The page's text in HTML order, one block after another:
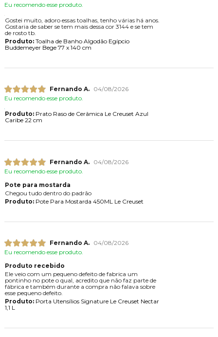
Eu recomendo esse produto.
Gostei muito, adoro essas toalhas, tenho várias há anos.
Gostaria de saber se tem mais dessa cor 3144 e se tem
de rosto tb.
Produto:Toalha de Banho Algodão Egípcio
Buddemeyer Bege 77 x 140 cm
Fernando A.
04/08/2026
Eu recomendo esse produto.
Produto:Prato Raso de Cerâmica Le Creuset Azul
Caribe 22 cm
Fernando A.
04/08/2026
Eu recomendo esse produto.
Pote para mostarda
Chegou tudo dentro do padrão
Produto:Pote Para Mostarda 450ML Le Creuset
Fernando A.
04/08/2026
Eu recomendo esse produto.
Produto recebido
Ele veio com um pequeno defeito de fabrica um
pontinho no pote o qual, acredito que não faz parte de
fábrica e também durante a compra não falava sobre
esse pequeno defeito.
Produto:Porta Utensílios Signature Le Creuset Nectar
1,1 L